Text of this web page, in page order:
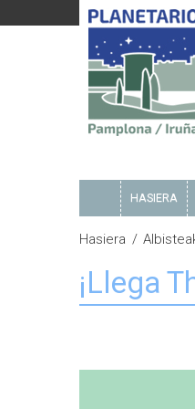
HASIERA
Hasiera
¡Llega